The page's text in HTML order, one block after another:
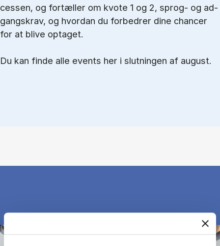
ces­sen, og for­tæl­ler om kvo­te 1 og 2, sprog- og ad­
gangs­krav, og hvordan du forbedrer dine chancer
for at blive optaget.
Du kan finde alle events her i slutningen af august.